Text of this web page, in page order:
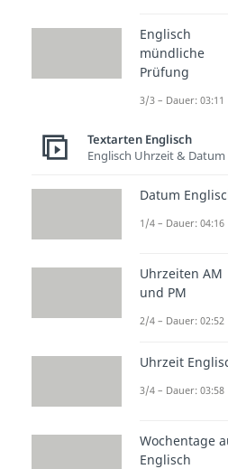
Die Hexen
drei
Thane von
Auch
sollen
jedoch
noch mehr
Hexen
Kurz
. Sie
König
sich ein Teil
Englisch
mündliche
Prüfung
3/3 – Dauer: 03:11
Textarten Englisch
Englisch Uhrzeit & Datum
Datum
1/4 – Dauer: 04:16
Uhrzeiten AM
und PM
2/4 – Dauer: 02:52
Uhrzeit
3/4 – Dauer: 03:58
Wochentage
Englisch